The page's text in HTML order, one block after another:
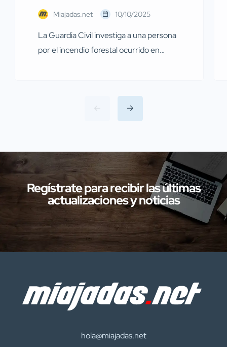
Miajadas.net 10/10/2025
La Guardia Civil investiga a una persona
por el incendio forestal ocurrido en
Servicio de Protección de la Naturaleza
(SEPRONA) de la Comandancia de
Cáceres han llevado a cabo
de la provincia de Cáceres relacionadas
con presuntos delitos […]
Regístrate para recibir las últimas
actualizaciones y noticias
hola@miajadas.net